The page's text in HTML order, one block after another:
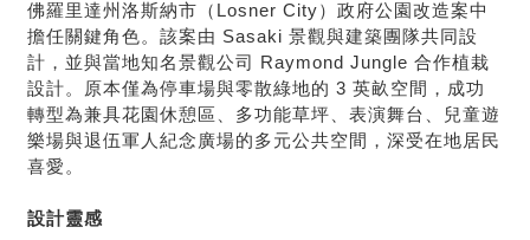
佛羅里達州洛斯納市（Losner City）政府公園改造案中
擔任關鍵角色。該案由 Sasaki 景觀與建築團隊共同設
計，並與當地知名景觀公司 Raymond Jungle 合作植栽
設計。原本僅為停車場與零散綠地的 3 英畝空間，成功
轉型為兼具花園休憩區、多功能草坪、表演舞台、兒童遊
樂場與退伍軍人紀念廣場的多元公共空間，深受在地居民
喜愛。
設計靈感